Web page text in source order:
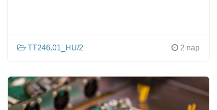
TT246.01_HU/2 2 nap